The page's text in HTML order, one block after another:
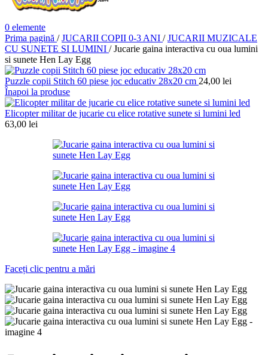
0 elemente
Prima pagină / JUCARII COPII 0-3 ANI / JUCARII MUZICALE
CU SUNETE SI LUMINI / Jucarie gaina interactiva cu oua lumini
si sunete Hen Lay Egg
Puzzle copii Stitch 60 piese joc educativ 28x20 cm 24,00 lei
Înapoi la produse
Elicopter militar de jucarie cu elice rotative sunete si lumini led
63,00 lei
Faceți clic pentru a mări